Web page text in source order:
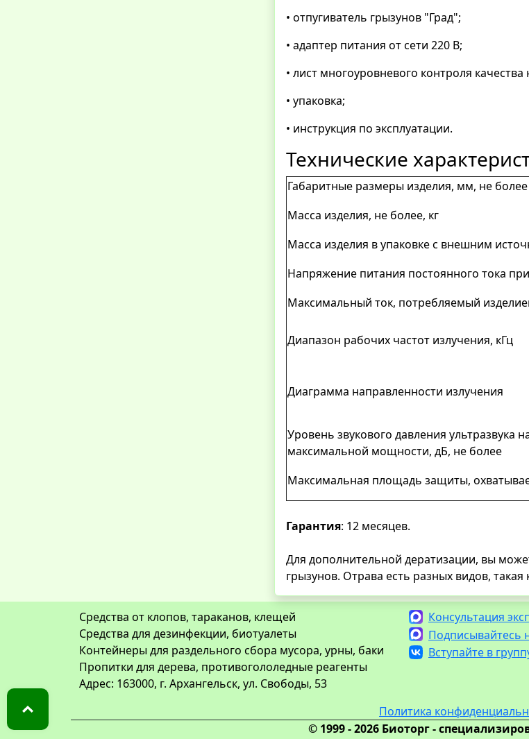
• отпугиватель грызунов "Град";
• адаптер питания от сети 220 В;
• лист многоуровневого контроля качества
• упаковка;
• инструкция по эксплуатации.
Технические
Габаритные размеры изделия, мм, не более
Масса изделия, не более, кг
Масса изделия в упаковке с внешним
Напряжение питания постоянного тока
Максимальный ток, потребляемый
Диапазон рабочих частот излучения, кГц
Диаграмма направленности излучения
Уровень звукового давления ультразвука
максимальной мощности, дБ, не более
Максимальная площадь защиты,
Гарантия: 12 месяцев.
Для дополнительной дератизации, вы
грызунов. Отрава есть разных видов, такая
Средства от клопов, тараканов, клещей
Средства для дезинфекции, биотуалеты
Контейнеры для раздельного сбора мусора, урны, баки
Пропитки для дерева, противогололедные реагенты
Адрес: 163000, г. Архангельск, ул. Свободы, 53
Консультация
Подписывайтесь
Вступайте в
Политика
© 1999 - 2026 Биоторг -